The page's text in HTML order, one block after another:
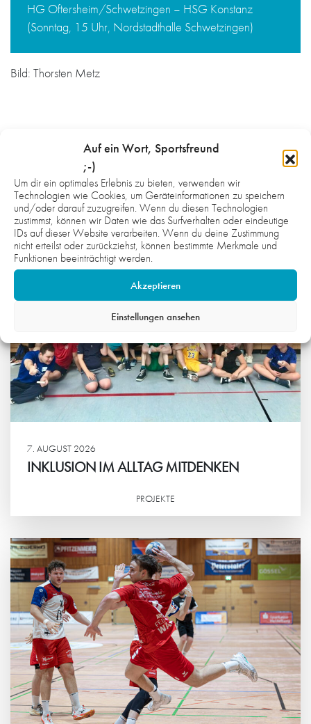
Auf ein Wort, Sportsfreund
;-)
Um dir ein optimales Erlebnis zu bieten, verwenden wir
Technologien wie Cookies, um Geräteinformationen zu speichern
und/oder darauf zuzugreifen. Wenn du diesen Technologien
zustimmst, können wir Daten wie das Surfverhalten oder eindeutige
IDs auf dieser Website verarbeiten. Wenn du deine Zustimmung
nicht erteilst oder zurückziehst, können bestimmte Merkmale und
Funktionen beeinträchtigt werden.
Akzeptieren
Einstellungen ansehen
HG Oftersheim/Schwetzingen – HSG Konstanz
(Sonntag, 15 Uhr, Nordstadthalle Schwetzingen)
Bild: Thorsten Metz
WAS DICH NOCH INTERESSIEREN
KÖNNTE:
7. AUGUST 2026
INKLUSION IM ALLTAG MITDENKEN
PROJEKTE